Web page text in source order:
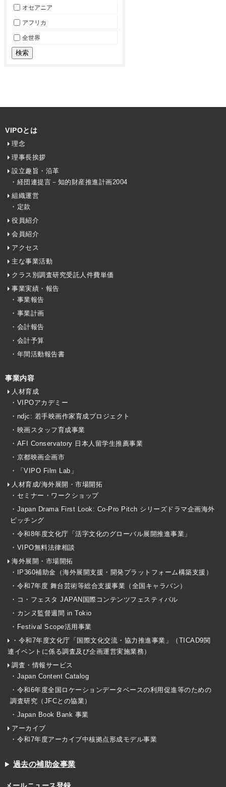
オセアニア
アフリカ
全世界
VIPOとは
理念
理事長挨拶
設立趣旨・沿革
・経団連提言－知的財産推進計画2004
組織運営
・定款
役員紹介
会員紹介
アクセス
主な事業活動
クラス別調査研究受託人件費単価
事業実績・報告
・事業報告
・事業計画
・会計報告
・会計予算
・年間活動報告書
事業内容
人材育成
・VIPOアカデミー
・ndjc: 若手映画作家育成プロジェクト
・映画スタッフ育成事業
・AFI Conservatory 日本人留学生推薦事業
・京都映画企画市
・「VIPO Film Lab」
人材育成/海外展開・市場開拓
・セミナー・ワークショップ
・Japan Drama First Look: Co-Pro Pitch シリーズドラマ企画海外
ピッチング
・令和8年度文化庁「活字文化のグローバル展開推進事業」
・VIPO無料法律相談
海外展開・市場開拓
・IP360補助金（海外展開支援・開発プラットフォーム構築支援）
・令和7年度 舞台芸術等総合支援事業（全国キャラバン）
・コ・フェスタ JAPAN国際コンテンツフェスティバル
・カンヌ監督週間 in Tokio
・Festival Scope活用事業
・令和7年度文化庁「国際文化交流・協力推進事業」（TICAD9関
連イベントに係る調査及び企画運営実施業務）
調査・情報サービス
・Japan Content Catalog
・令和6年度全国ロケーションデータベースの利用促進等のための
調査研究（JFCとの協業）
・Japan Book Bank 事業
アーカイブ
・令和7年度アーカイブ中核拠点形成モデル事業
過去の補助金事業